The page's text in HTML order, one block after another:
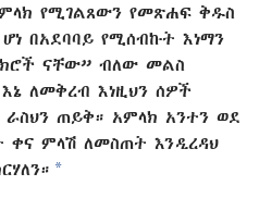
የሚገልጸውን የመጽሐፍ ቅዱስ
በአደባባይ የሚሰብኩት እነማን
ናቸው” ብለው መልስ
ለመቅረብ እነዚህን ሰዎች
ጠይቅ። አምላክ አንተን ወደ
ምላሽ ለመስጠት እንዲረዳህ
*